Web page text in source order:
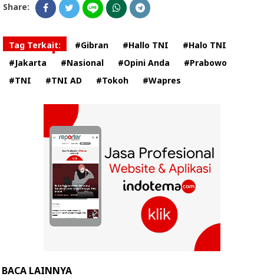
Share:
Tag Terkait: #Gibran #Hallo TNI
#Halo TNI
#Jakarta
#Nasional #Opini Anda
#Prabowo
#TNI
#TNI AD #Tokoh #Wapres
BACA LAINNYA